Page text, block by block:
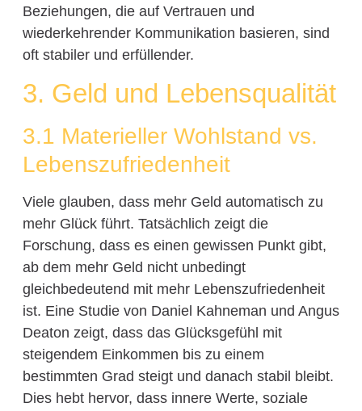
Beziehungen, die auf Vertrauen und
wiederkehrender Kommunikation basieren, sind
oft stabiler und erfüllender.
3. Geld und Lebensqualität
3.1 Materieller Wohlstand vs.
Lebenszufriedenheit
Viele glauben, dass mehr Geld automatisch zu
mehr Glück führt. Tatsächlich zeigt die
Forschung, dass es einen gewissen Punkt gibt,
ab dem mehr Geld nicht unbedingt
gleichbedeutend mit mehr Lebenszufriedenheit
ist. Eine Studie von Daniel Kahneman und Angus
Deaton zeigt, dass das Glücksgefühl mit
steigendem Einkommen bis zu einem
bestimmten Grad steigt und danach stabil bleibt.
Dies hebt hervor, dass innere Werte, soziale